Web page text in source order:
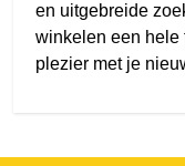
en uitgebreide
winkelen een hele
plezier met je